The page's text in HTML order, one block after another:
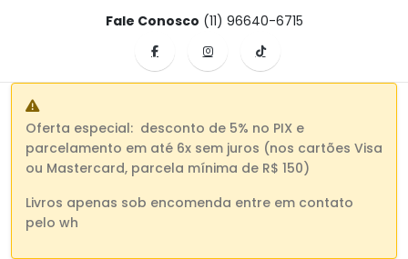
Fale Conosco (11) 96640-6715
Oferta especial: desconto de 5% no PIX e
parcelamento em até 6x sem juros (nos cartões Visa
ou Mastercard, parcela mínima de R$ 150)
Livros apenas sob encomenda entre em contato
pelo wh